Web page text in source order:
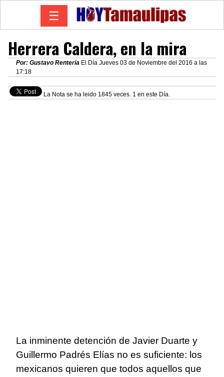
☰
Herrera Caldera, en la mira
Por: Gustavo Rentería El Día Jueves 03 de Noviembre del 2016 a las
17:18
La Nota se ha leido 1845 veces. 1 en este Día.
La inminente detención de Javier Duarte y
Guillermo Padrés Elías no es suficiente: los
mexicanos quieren que todos aquellos que